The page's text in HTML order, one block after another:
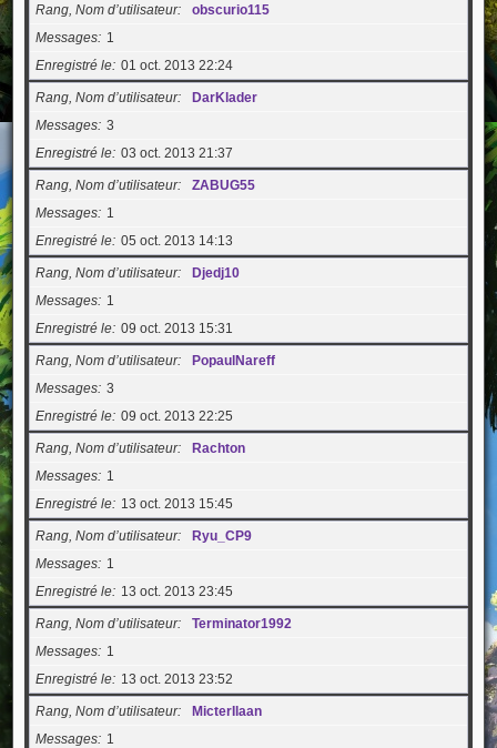
Rang, Nom d’utilisateur
obscurio115
Messages
1
Enregistré le 01 oct. 2013 22:24
Rang, Nom d’utilisateur
DarKlader
Messages 3
Enregistré le 03 oct. 2013 21:37
Rang, Nom d’utilisateur
ZABUG55
Messages
1
Enregistré le 05 oct. 2013 14:13
Rang, Nom d’utilisateur
Djedj10
Messages
1
Enregistré le 09 oct. 2013 15:31
Rang, Nom d’utilisateur
PopaulNareff
Messages 3
Enregistré le 09 oct. 2013 22:25
Rang, Nom d’utilisateur
Rachton
Messages
1
Enregistré le
13 oct. 2013 15:45
Rang, Nom d’utilisateur
Ryu_CP9
Messages
1
Enregistré le
13 oct. 2013 23:45
Rang, Nom d’utilisateur
Terminator1992
Messages
1
Enregistré le
13 oct. 2013 23:52
Rang, Nom d’utilisateur
MicterIlaan
Messages
1